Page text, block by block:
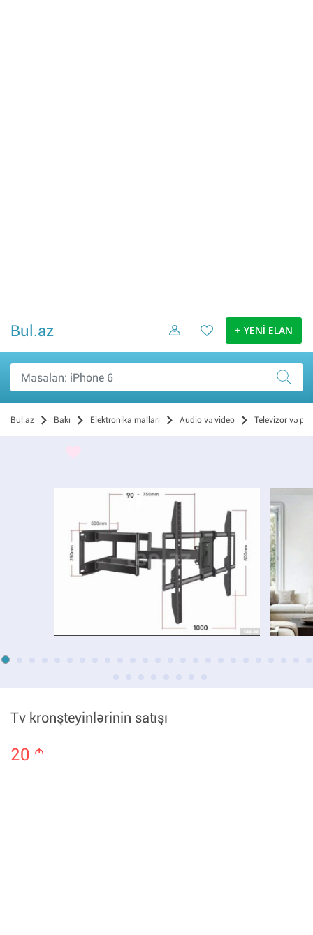
Bul.az + YENİ ELAN
Bul.az Bakı Elektronika malları Audio və video Televizor və
Tv kronşteyinlərinin satışı
20 m